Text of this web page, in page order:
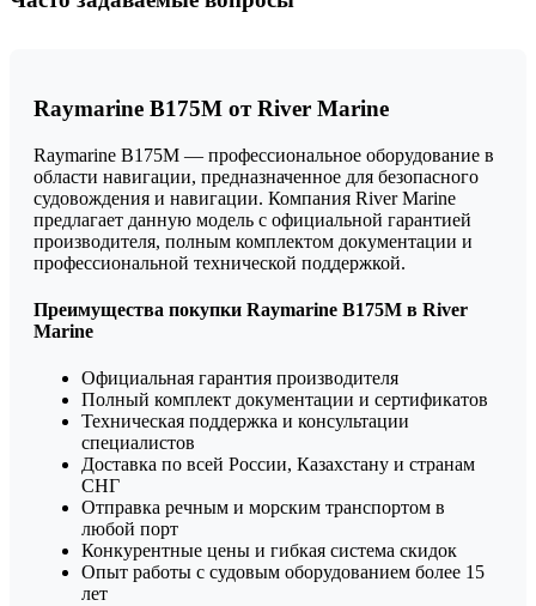
Raymarine B175M от River Marine
Raymarine B175M — профессиональное оборудование в
области навигации, предназначенное для безопасного
судовождения и навигации. Компания River Marine
предлагает данную модель с официальной гарантией
производителя, полным комплектом документации и
профессиональной технической поддержкой.
Преимущества покупки Raymarine B175M в River
Marine
Официальная гарантия производителя
Полный комплект документации и сертификатов
Техническая поддержка и консультации
специалистов
Доставка по всей России, Казахстану и странам
СНГ
Отправка речным и морским транспортом в
любой порт
Конкурентные цены и гибкая система скидок
Опыт работы с судовым оборудованием более 15
лет